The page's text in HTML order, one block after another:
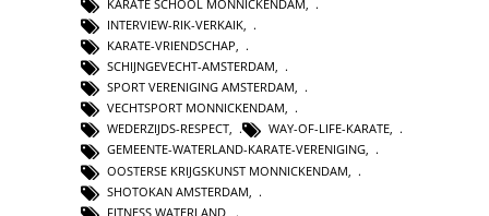
KARATE SCHOOL MONNICKENDAM,
INTERVIEW-RIK-VERKAIK,
KARATE-VRIENDSCHAP,
SCHIJNGEVECHT-AMSTERDAM,
SPORT VERENIGING AMSTERDAM,
VECHTSPORT MONNICKENDAM,
WEDERZIJDS-RESPECT, WAY-OF-LIFE-KARATE,
GEMEENTE-WATERLAND-KARATE-VERENIGING,
OOSTERSE KRIJGSKUNST MONNICKENDAM
SHOTOKAN AMSTERDAM
FITNESS WATERLAND